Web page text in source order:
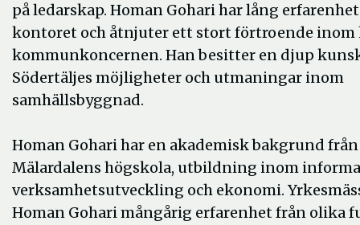
på ledarskap. Homan Gohari har lång
kontoret och åtnjuter ett stort förtroende inom
kommunkoncernen. Han besitter en djup
Södertäljes möjligheter och utmaningar inom
samhällsbyggnad.
Homan Gohari har en akademisk bakgrund från
Mälardalens högskola, utbildning inom
verksamhetsutveckling och ekonomi.
Homan Gohari mångårig erfarenhet från olika